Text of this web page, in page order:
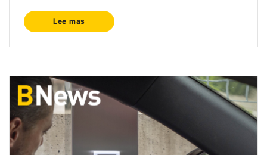
Lee mas